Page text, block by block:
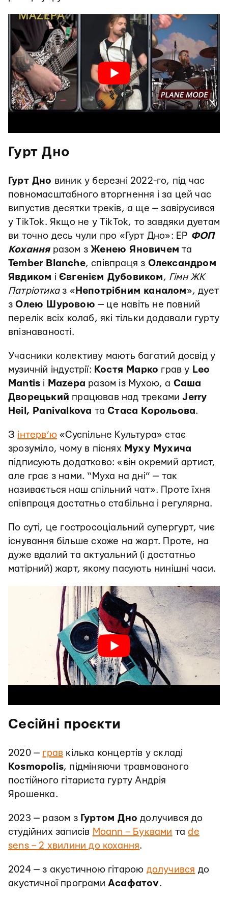
Гурт Дно
Гурт Дно виник у березні 2022-го, під час
повномасштабного вторгнення і за цей час
випустив десятки треків, а ще — завірусився
у TikTok. Якщо не у TikTok, то завдяки дуетам
ви точно десь чули про «Гурт Дно»: ЕР ФОП
Коханняразом зЖенею Яновичем та
Tember Blanche, співпраця з Олександром
Явдиком іЄвгенієм Дубовиком, Гімн ЖК
Патріотиказ « Непотрібним каналом», дует
зОлею Шуровою — це навіть не повний
перелік всіх колаб, які тільки додавали гурту
впізнаваності.
Учасники колективу мають багатий досвід у
музичній індустрії: Костя Марко грав у Leo
Mantis і Mazepa разом із Мухою, а Саша
Дворецький працював над трекамиJerry
Heil, Panivalkova таСтаса Корольова.
З інтерв’ю «Суспільне Культура» стає
зрозуміло, чому в піснях Муху Мухича
підписують додатково: «він окремий артист,
але грає з нами. “Муха на дні” — так
називається наш спільний чат». Проте їхня
співпраця достатньо стабільна і регулярна.
По суті, це гостросоціальний супергурт, чиє
існування більше схоже на жарт. Проте, на
дуже вдалий та актуальний (і достатньо
матірний) жарт, якому пасують нинішні часи.
Сесійні проєкти
2020 — грав кілька концертів у складі
Kosmopolis, підміняючи травмованого
постійного гітариста гурту Андрія
Ярошенка.
2023 — разом з Гуртом Дно долучився до
студійних записів Moann – Буквами таde
sens – 2 хвилини до кохання.
2024 — з акустичною гітарою долучився до
акустичної програми Асафатоv.